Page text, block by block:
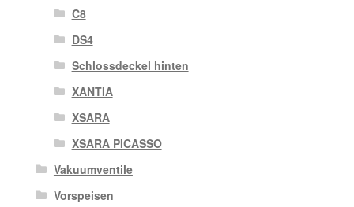
C8
DS4
Schlossdeckel hinten
XANTIA
XSARA
XSARA PICASSO
Vakuumventile
Vorspeisen